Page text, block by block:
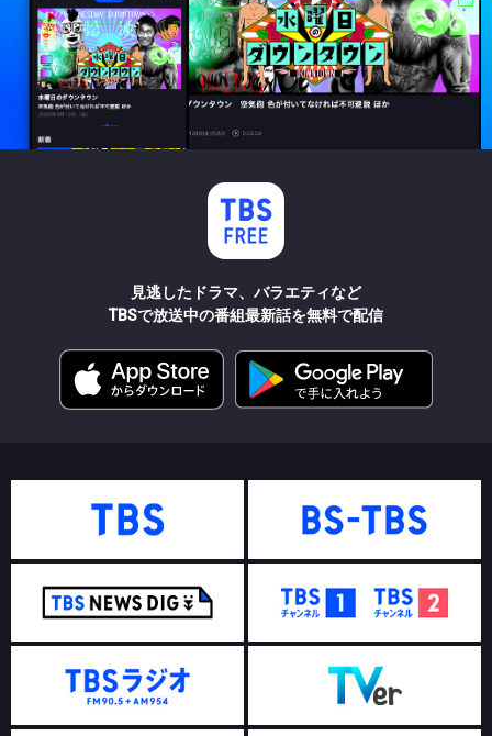
見逃したドラマ、バラエティなど
TBSで放送中の番組最新話を無料で配信